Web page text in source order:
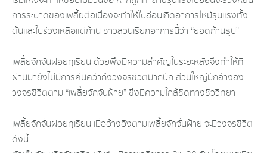
การระบาดของเพลี้ยต่อเนื่องจะทำให้ใบอ่อน​เกิดอาการไหม้รุนแรงทั้ง
ต้นและใบร่วงเหลือแต่ก้าน ชาวสวนเรียกอาการนี้ว่า “ยอดก้านธูป”
เพลี้ยจักจั่นฝอยทุเรียน ด้วยพึ่งมีความสำคัญในระยะหลังจึงทำให้ที่
ผ่านมายังไม่มีการค้นคว้าถึงวงจรชีวิตมากนัก ส่วนใหญ่มักอ้างอิง
วงจรชีวิตตาม “เพลี้ยจักจั่นฝ้าย” ซึ่งมีความใกล้ชิดทางชีววิทยา
เพลี้ยจักจั่นฝอยทุเรียน เมื่ออ้างอิงตามเพลี้ยจักจั่นฝ้าย จะมีวงจรชีวิต
ดังนี้